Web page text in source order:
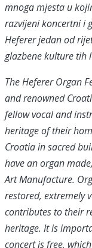
mnoga mjesta u
razvijeni koncertni i
Heferer jedan od
glazbene kulture tih
The Heferer Organ
and renowned
fellow vocal and
heritage of their
Croatia in sacred
have an organ
Art Manufacture.
restored, extremely
contributes to their
heritage. It is
concert is free,